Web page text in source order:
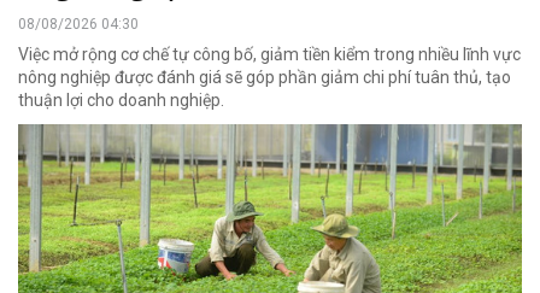
08/08/2026 04:30
Việc mở rộng cơ chế tự công bố, giảm tiền kiểm trong nhiều lĩnh vực
nông nghiệp được đánh giá sẽ góp phần giảm chi phí tuân thủ, tạo
thuận lợi cho doanh nghiệp.